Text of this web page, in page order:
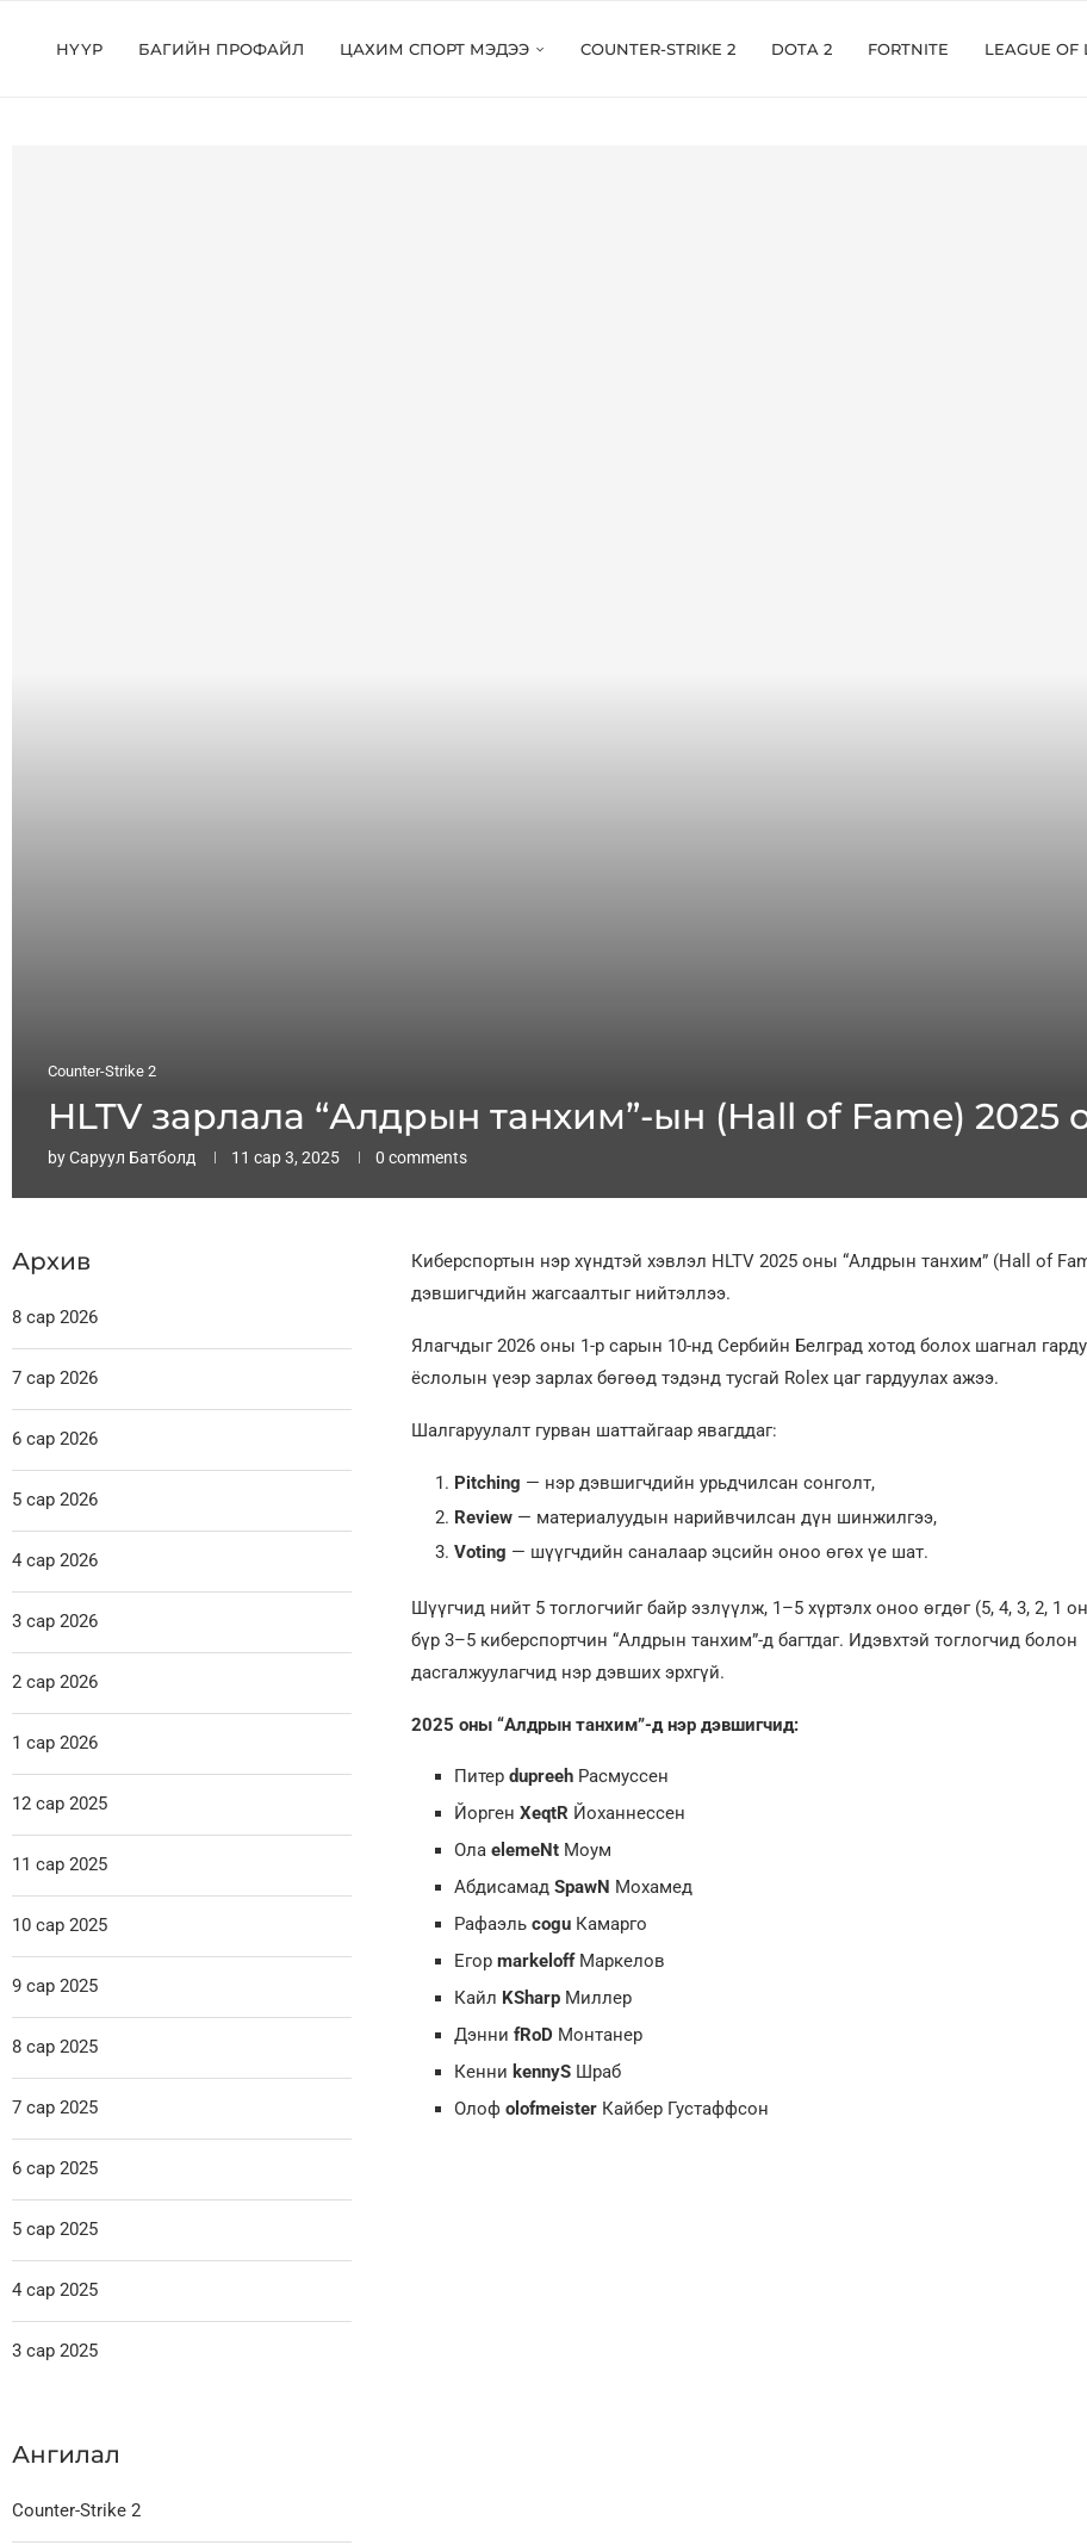
НҮҮР БАГИЙН ПРОФАЙЛ ЦАХИМ СПОРТ МЭДЭЭ COUNTER-STRIKE 2 DOTA 2 FORTNITE LEAGUE OF
Counter-Strike 2
HLTV зарлала “Алдрын танхим”-ын (Hall of Fame)
byСаруул Батболд 11 сар 3, 2025 0 comments
Киберспортын нэр хүндтэй хэвлэл HLTV 2025 оны “Алдрын танхим” (Hall of
дэвшигчдийн жагсаалтыг нийтэллээ.
Ялагчдыг 2026 оны 1-р сарын 10-нд Сербийн Белград хотод болох шагнал
ёслолын үеэр зарлах бөгөөд тэдэнд тусгай Rolex цаг гардуулах ажээ.
Шалгаруулалт гурван шаттайгаар явагддаг:
Pitching — нэр дэвшигчдийн урьдчилсан сонголт,
Review— материалуудын нарийвчилсан дүн шинжилгээ,
Voting — шүүгчдийн саналаар эцсийн оноо өгөх үе шат.
Шүүгчид нийт 5 тоглогчийг байр эзлүүлж, 1–5 хүртэлх оноо өгдөг (5, 4, 3, 2, 1
бүр 3–5 киберспортчин “Алдрын танхим”-д багтдаг. Идэвхтэй тоглогчид болон
дасгалжуулагчид нэр дэвших эрхгүй.
2025 оны “Алдрын танхим”-д нэр дэвшигчид:
Питер dupreehРасмуссен
Йорген XeqtR Йоханнессен
Ола elemeNtМоум
Абдисамад SpawN Мохамед
Рафаэль coguКамарго
Егор markeloffМаркелов
Кайл KSharpМиллер
Дэнни fRoD Монтанер
Кенни kennySШраб
Олоф olofmeisterКайбер Густаффсон
Архив
8 сар 2026
7 сар 2026
6 сар 2026
5 сар 2026
4 сар 2026
3 сар 2026
2 сар 2026
1 сар 2026
12 сар 2025
11 сар 2025
10 сар 2025
9 сар 2025
8 сар 2025
7 сар 2025
6 сар 2025
5 сар 2025
4 сар 2025
3 сар 2025
Ангилал
Counter-Strike 2